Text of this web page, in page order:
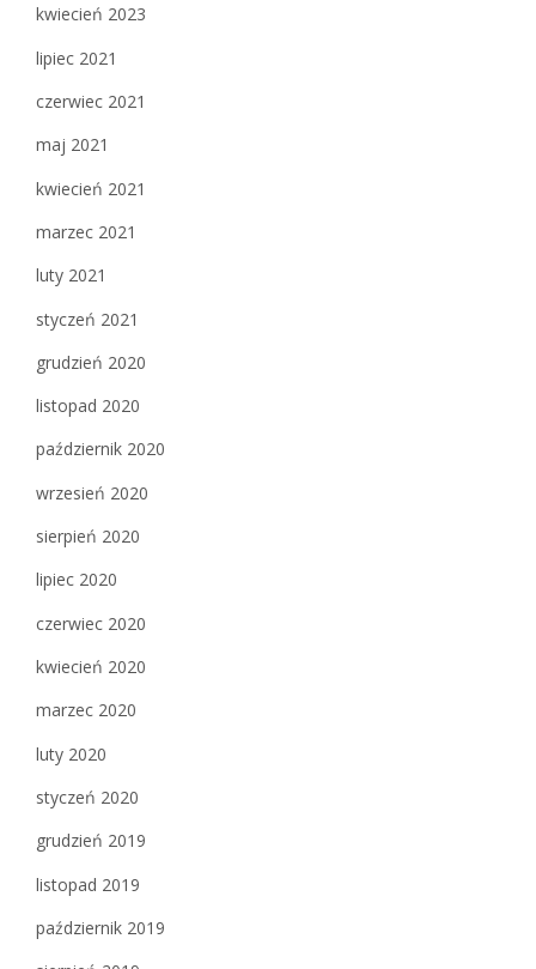
kwiecień 2023
lipiec 2021
czerwiec 2021
maj 2021
kwiecień 2021
marzec 2021
luty 2021
styczeń 2021
grudzień 2020
listopad 2020
październik 2020
wrzesień 2020
sierpień 2020
lipiec 2020
czerwiec 2020
kwiecień 2020
marzec 2020
luty 2020
styczeń 2020
grudzień 2019
listopad 2019
październik 2019